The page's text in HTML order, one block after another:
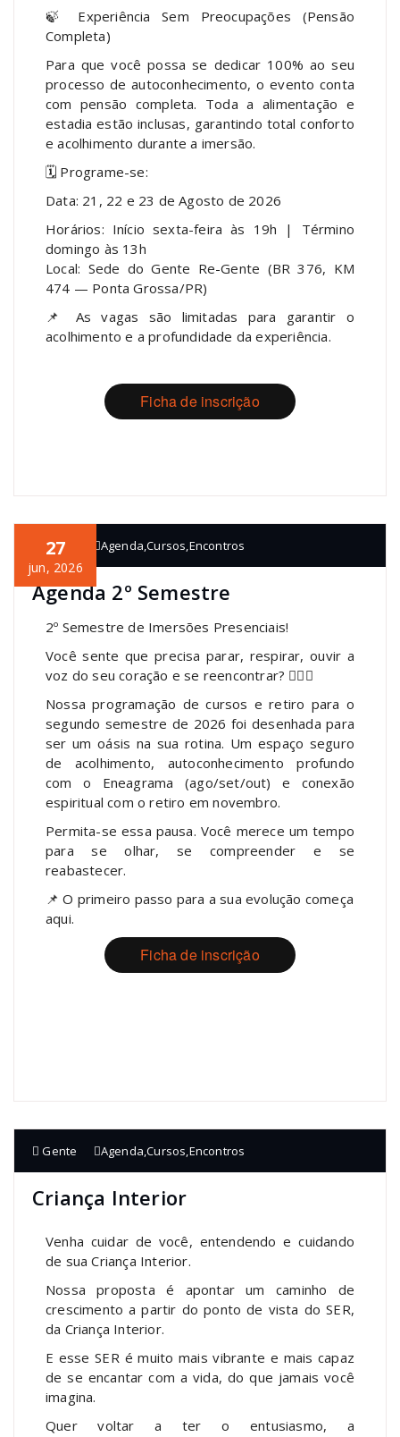
🍃 Experiência Sem Preocupações (Pensão
Completa)
Para que você possa se dedicar 100% ao seu
processo de autoconhecimento, o evento conta
com pensão completa. Toda a alimentação e
estadia estão inclusas, garantindo total conforto
e acolhimento durante a imersão.
🗓️ Programe-se:
Data: 21, 22 e 23 de Agosto de 2026
Horários: Início sexta-feira às 19h | Término
domingo às 13h
Local: Sede do Gente Re-Gente (BR 376, KM
474 — Ponta Grossa/PR)
📌 As vagas são limitadas para garantir o
acolhimento e a profundidade da experiência.
Ficha de inscrição
27
jun, 2026
Gente Agenda ,Cursos Encontros
Agenda 2º Semestre
2º Semestre de Imersões Presenciais!
Você sente que precisa parar, respirar, ouvir a
voz do seu coração e se reencontrar? 🧘‍♂️✨
Nossa programação de cursos e retiro para o
segundo semestre de 2026 foi desenhada para
ser um oásis na sua rotina. Um espaço seguro
de acolhimento, autoconhecimento profundo
com o Eneagrama (ago/set/out) e conexão
espiritual com o retiro em novembro.
Permita-se essa pausa. Você merece um tempo
para se olhar, se compreender e se
reabastecer.
📌 O primeiro passo para a sua evolução começa
aqui.
Ficha de inscrição
Gente Agenda ,Cursos Encontros
Criança Interior
Venha cuidar de você, entendendo e cuidando
de sua Criança Interior.
Nossa proposta é apontar um caminho de
crescimento a partir do ponto de vista do SER,
da Criança Interior.
E esse SER é muito mais vibrante e mais capaz
de se encantar com a vida, do que jamais você
imagina.
Quer voltar a ter o entusiasmo, a